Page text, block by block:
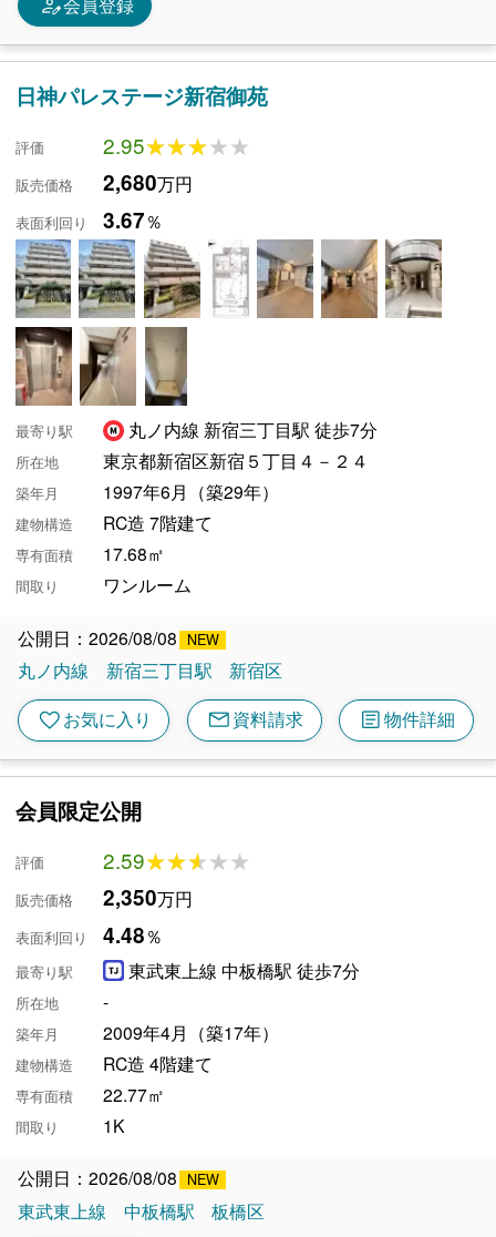
日神パレステージ新宿御苑
評価 2.95★★★★★
★★★★★
販売価格 2,680万円
表面利回り 3.67％
最寄り駅 丸ノ内線 新宿三丁目駅 徒歩7分
所在地 東京都新宿区新宿５丁目４－２４
築年月 1997年6月（築29年）
建物構造 RC造 7階建て
専有面積 17.68㎡
間取り ワンルーム
公開日：2026/08/08
丸ノ内線
新宿三丁目駅 新宿区
favoriteお気に入り mail資料請求 article物件詳細
会員限定公開
評価 2.59★★★★★
★★★★★
販売価格 2,350万円
表面利回り 4.48％
最寄り駅 東武東上線 中板橋駅 徒歩7分
所在地 -
築年月 2009年4月（築17年）
建物構造 RC造 4階建て
専有面積 22.77㎡
間取り 1K
公開日：2026/08/08
東武東上線
中板橋駅 板橋区